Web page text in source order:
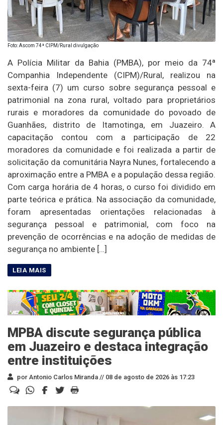
Foto: Ascom 74ª CIPM/Rural divulgação
A Polícia Militar da Bahia (PMBA), por meio da 74ª
Companhia Independente (CIPM)/Rural, realizou na
sexta-feira (7) um curso sobre segurança pessoal e
patrimonial na zona rural, voltado para proprietários
rurais e moradores da comunidade do povoado de
Guanhães, distrito de Itamotinga, em Juazeiro. A
capacitação contou com a participação de 22
moradores da comunidade e foi realizada a partir de
solicitação da comunitária Nayra Nunes, fortalecendo a
aproximação entre a PMBA e a população dessa região.
Com carga horária de 4 horas, o curso foi dividido em
parte teórica e prática. Na associação da comunidade,
foram apresentadas orientações relacionadas à
segurança pessoal e patrimonial, com foco na
prevenção de ocorrências e na adoção de medidas de
segurança no ambiente […]
MPBA discute segurança pública
em Juazeiro e destaca integração
entre instituições
por Antonio Carlos Miranda // 08 de agosto de 2026 às 17:23